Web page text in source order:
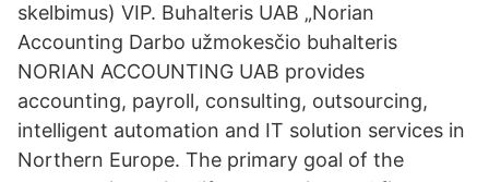
skelbimus) VIP. Buhalteris UAB „Norian
Accounting Darbo užmokesčio buhalteris
NORIAN ACCOUNTING UAB provides
accounting, payroll, consulting, outsourcing,
intelligent automation and IT solution services in
Northern Europe. The primary goal of the